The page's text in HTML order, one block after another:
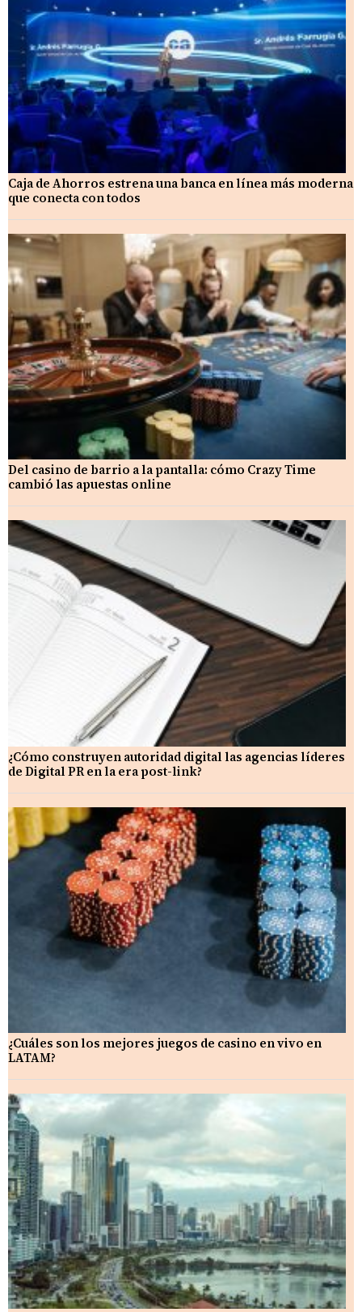
Caja de Ahorros estrena una banca en línea más moderna
que conecta con todos
Del casino de barrio a la pantalla: cómo Crazy Time
cambió las apuestas online
¿Cómo construyen autoridad digital las agencias líderes
de Digital PR en la era post-link?
¿Cuáles son los mejores juegos de casino en vivo en
LATAM?